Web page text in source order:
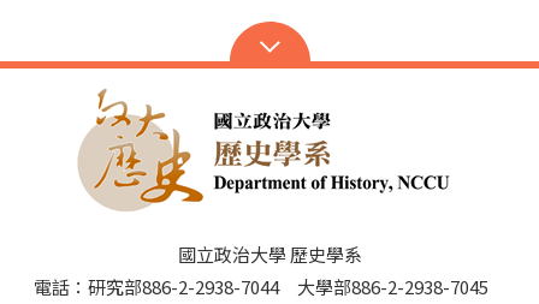
國立政治大學 歷史學系
電話：研究部886-2-2938-7044 大學部886-2-2938-7045